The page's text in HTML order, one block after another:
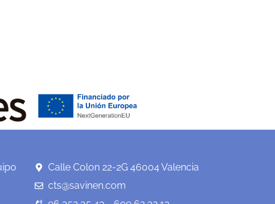
Calle Colon 22-2G 46004 Valencia
cts@savinen.com